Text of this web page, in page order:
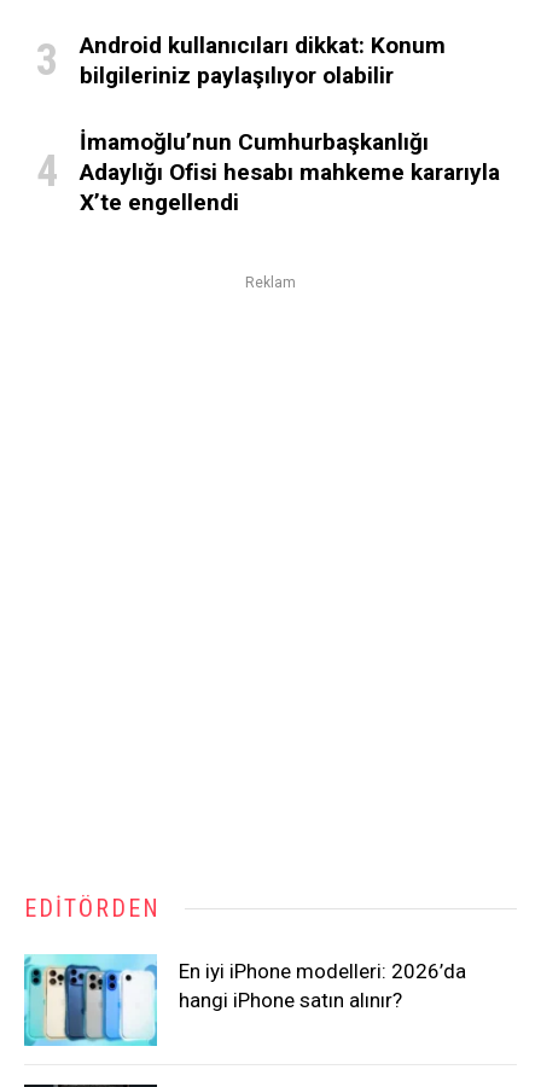
Android kullanıcıları dikkat: Konum
bilgileriniz paylaşılıyor olabilir
İmamoğlu’nun Cumhurbaşkanlığı
Adaylığı Ofisi hesabı mahkeme kararıyla
X’te engellendi
Reklam
EDITÖRDEN
En iyi iPhone modelleri: 2026’da
hangi iPhone satın alınır?